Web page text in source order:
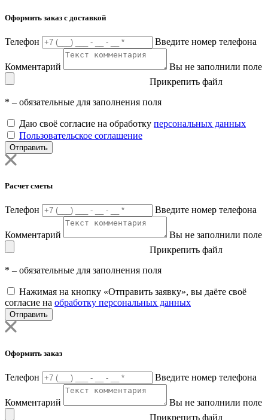
Оформить заказ с доставкой
Телефон Введите номер телефона
Комментарий
Вы не заполнили поле
Прикрепить файл
* – обязательные для заполнения поля
Даю своё согласие на обработку персональных данных
Пользовательское соглашение
Отправить
Расчет сметы
Телефон Введите номер телефона
Комментарий
Вы не заполнили поле
Прикрепить файл
* – обязательные для заполнения поля
Нажимая на кнопку «Отправить заявку», вы даёте своё
согласие на обработку персональных данных
Отправить
Оформить заказ
Телефон Введите номер телефона
Комментарий
Вы не заполнили поле
Прикрепить файл